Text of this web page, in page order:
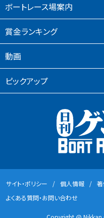
ボートレース場案内
賞⾦ランキング
動画
ピックアップ
サイト・ポリシー 個⼈情報
よくある質問・お問い合わせ